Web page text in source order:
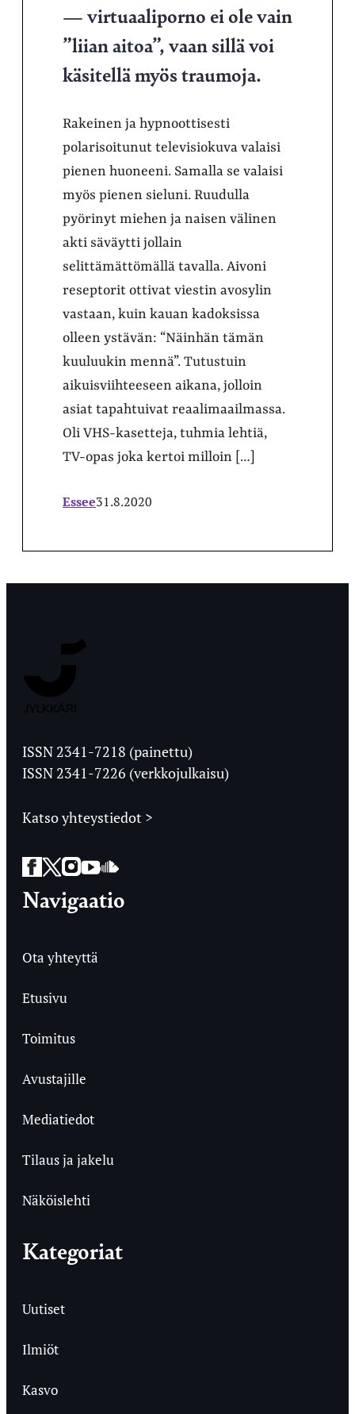
— virtuaaliporno ei ole vain
”liian aitoa”, vaan sillä voi
käsitellä myös traumoja.
Rakeinen ja hypnoottisesti
polarisoitunut televisiokuva valaisi
pienen huoneeni. Samalla se valaisi
myös pienen sieluni. Ruudulla
pyörinyt miehen ja naisen välinen
akti säväytti jollain
selittämättömällä tavalla. Aivoni
reseptorit ottivat viestin avosylin
vastaan, kuin kauan kadoksissa
olleen ystävän: “Näinhän tämän
kuuluukin mennä”. Tutustuin
aikuisviihteeseen aikana, jolloin
asiat tapahtuivat reaalimaailmassa.
Oli VHS-kasetteja, tuhmia lehtiä,
TV-opas joka kertoi milloin […]
Essee31.8.2020
Ylioppilaslehti
ISSN 2341-7218 (painettu)
ISSN 2341-7226 (verkkojulkaisu)
Katso yhteystiedot >
Facebook
Twitter
Instagram
YouTube
SoundCloud
Navigaatio
Ota yhteyttä
Etusivu
Toimitus
Avustajille
Mediatiedot
Tilaus ja jakelu
Näköislehti
Kategoriat
Uutiset
Ilmiöt
Kasvo